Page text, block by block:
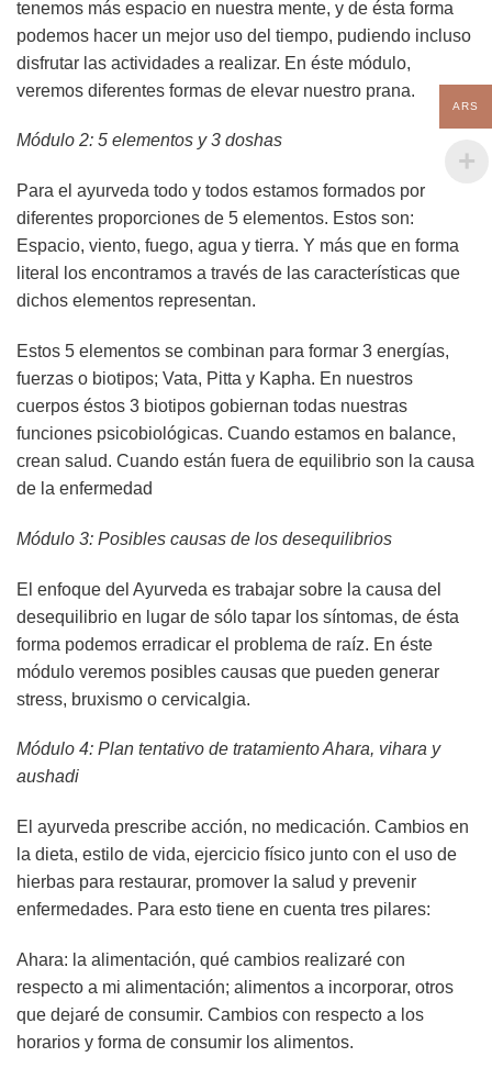
tenemos más espacio en nuestra mente, y de ésta forma
podemos hacer un mejor uso del tiempo, pudiendo incluso
disfrutar las actividades a realizar. En éste módulo,
veremos diferentes formas de elevar nuestro prana.
Módulo 2: 5 elementos y 3 doshas
Para el ayurveda todo y todos estamos formados por
diferentes proporciones de 5 elementos. Estos son:
Espacio, viento, fuego, agua y tierra. Y más que en forma
literal los encontramos a través de las características que
dichos elementos representan.
Estos 5 elementos se combinan para formar 3 energías,
fuerzas o biotipos; Vata, Pitta y Kapha. En nuestros
cuerpos éstos 3 biotipos gobiernan todas nuestras
funciones psicobiológicas. Cuando estamos en balance,
crean salud. Cuando están fuera de equilibrio son la causa
de la enfermedad
Módulo 3: Posibles causas de los desequilibrios
El enfoque del Ayurveda es trabajar sobre la causa del
desequilibrio en lugar de sólo tapar los síntomas, de ésta
forma podemos erradicar el problema de raíz. En éste
módulo veremos posibles causas que pueden generar
stress, bruxismo o cervicalgia.
Módulo 4: Plan tentativo de tratamiento Ahara, vihara y
aushadi
El ayurveda prescribe acción, no medicación. Cambios en
la dieta, estilo de vida, ejercicio físico junto con el uso de
hierbas para restaurar, promover la salud y prevenir
enfermedades. Para esto tiene en cuenta tres pilares:
Ahara: la alimentación, qué cambios realizaré con
respecto a mi alimentación; alimentos a incorporar, otros
que dejaré de consumir. Cambios con respecto a los
horarios y forma de consumir los alimentos.
ARS